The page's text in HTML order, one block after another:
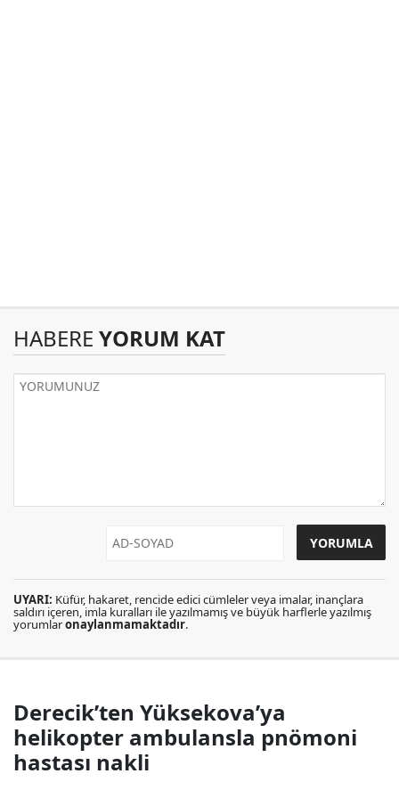
HABERE YORUM KAT
UYARI: Küfür, hakaret, rencide edici cümleler veya imalar, inançlara
saldırı içeren, imla kuralları ile yazılmamış ve büyük harflerle yazılmış
yorumlaronaylanmamaktadır.
Derecik’ten Yüksekova’ya
helikopter ambulansla pnömoni
hastası nakli